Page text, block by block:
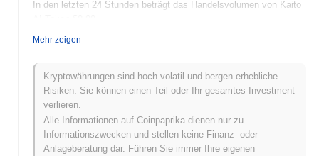
In den letzten 24 Stunden beträgt das Handelsvolumen von Kaito
Was ist die Preisspanne von Kaito AI Token in der
Allzeithoch (ATH):$0.000338
Allzeittief (ATL):$0.00
Kaito AI Token wird derzeit~100.00% unter seinem ATH
gehandelt .
Mehr zeigen
Kryptowährungen sind hoch volatil und bergen erhebliche
Risiken. Sie können einen Teil oder Ihr gesamtes Investment
verlieren.
Alle Informationen auf Coinpaprika dienen nur zu
Informationszwecken und stellen keine Finanz- oder
Anlageberatung dar. Führen Sie immer Ihre eigenen